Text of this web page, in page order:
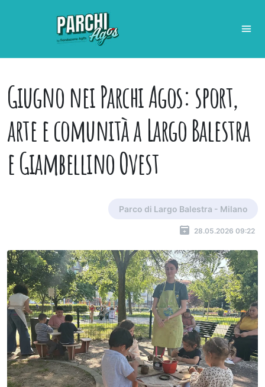
Giugno nei Parchi Agos: sport,
arte e comunità a Largo Balestra
e Giambellino Ovest
Parco di Largo Balestra - Milano
28.05.2026 09:22